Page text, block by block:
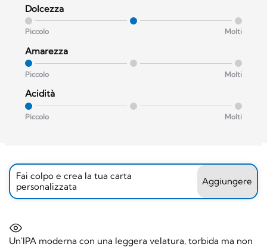
Dolcezza
Piccolo Molti
Amarezza
Piccolo Molti
Acidità
Piccolo Molti
Fai colpo e crea la tua carta
personalizzata
Aggiungere
Un'IPA moderna con una leggera velatura, torbida ma non